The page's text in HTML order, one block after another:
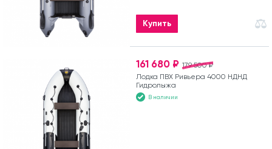
Купить
179 500 ₽
161 680 ₽
Лодка ПВХ Ривьера 4000 НДНД
Гидролыжа
В наличии